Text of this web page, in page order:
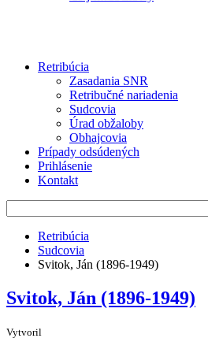
Retribúcia
Zasadania SNR
Retribučné nariadenia
Sudcovia
Úrad obžaloby
Obhajcovia
Prípady odsúdených
Prihlásenie
Kontakt
Retribúcia
Sudcovia
Svitok, Ján (1896-1949)
Svitok, Ján (1896-1949)
Vytvoril